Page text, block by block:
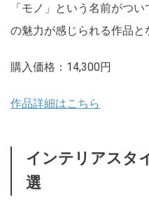
「モノ」という名前がつ
の魅力が感じられる作品と
購入価格：14,300円
作品詳細はこちら
インテリアスタ
選